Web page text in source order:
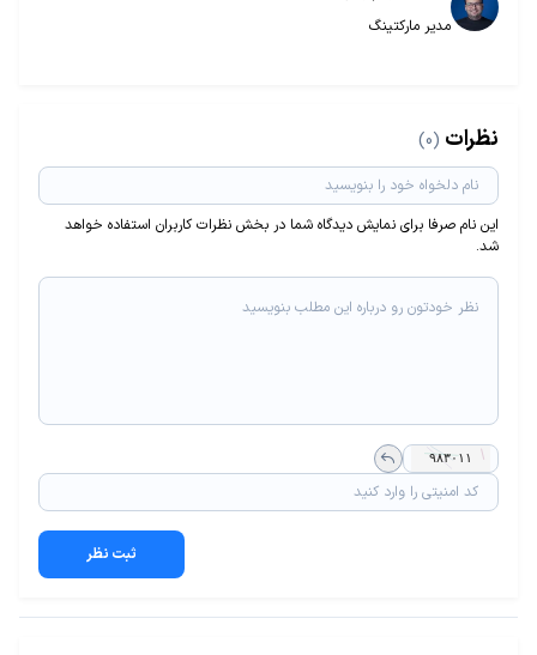
مدیر مارکتینگ
نظرات (0)
این نام صرفا برای نمایش دیدگاه شما در بخش نظرات کاربران استفاده خواهد
شد.
ثبت نظر